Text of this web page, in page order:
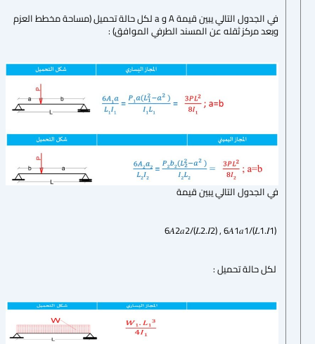
في الجدول التالي يبين قيمة A و a لكل حالة تحميل (مساحة مخطط العزم
وبعد مركز ثقله عن المسند الطرفي الموافق) :
في الجدول التالي يبين قيمة
لكل حالة تحميل :